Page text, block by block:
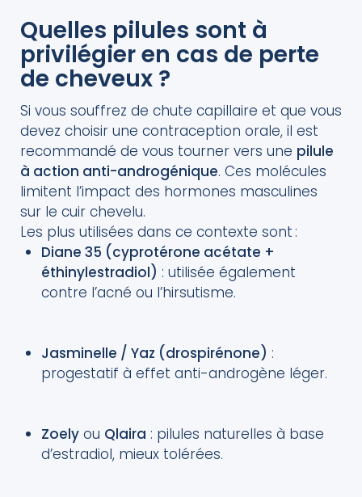
Quelles pilules sont à
privilégier en cas de perte
de cheveux ?
Si vous souffrez de chute capillaire et que vous
devez choisir une contraception orale, il est
recommandé de vous tourner vers une pilule
à action anti-androgénique. Ces molécules
limitent l’impact des hormones masculines
sur le cuir chevelu.
Les plus utilisées dans ce contexte sont :
Diane 35 (cyprotérone acétate +
éthinylestradiol) : utilisée également
contre l’acné ou l’hirsutisme.
Jasminelle / Yaz (drospirénone) :
progestatif à effet anti-androgène léger.
Zoelyou Qlaira : pilules naturelles à base
d’estradiol, mieux tolérées.